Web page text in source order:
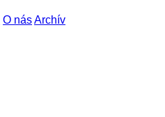
O násArchív